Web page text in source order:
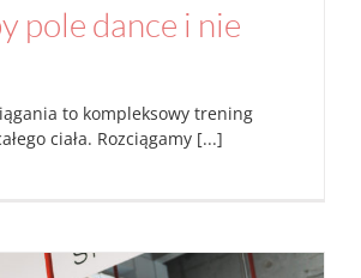
pole dance i nie
to kompleksowy trening
ciała. Rozciągamy [...]